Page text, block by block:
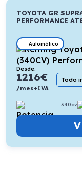
TOYOTA GR
PERFORMANCE
Automático
Desde:
1216€
/mes+IVA
Todo
340cv